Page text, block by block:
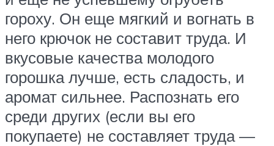
гороху. Он еще мягкий и вогнать в
него крючок не составит труда. И
вкусовые качества молодого
горошка лучше, есть сладость, и
аромат сильнее. Распознать его
среди других (если вы его
покупаете) не составляет труда —